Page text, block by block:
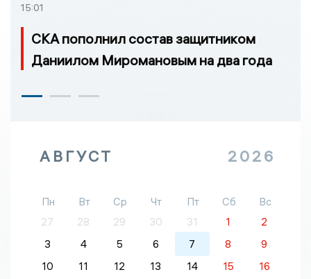
15:01
СКА пополнил состав защитником
Даниилом Миромановым на два года
АВГУСТ 2026
Пн Вт Ср Чт Пт Сб
Вс
27
28 29 30 31 1
2
3
4 5 6 7 8
9
10
11 12 13 14 15
16